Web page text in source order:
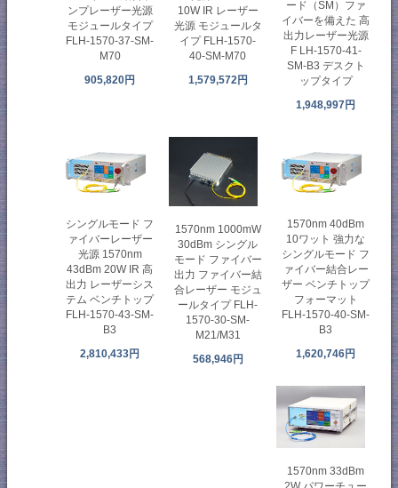
ンプレーザー光源
モジュールタイプ
FLH-1570-37-SM-
M70
905,820円
10W IR レーザー
光源 モジュールタ
イプ FLH-1570-
40-SM-M70
1,579,572円
ード（SM）ファ
イバーを備えた 高
出力レーザー光源
F LH-1570-41-
SM-B3 デスクト
ップタイプ
1,948,997円
シングルモード フ
ァイバーレーザー
光源 1570nm
43dBm 20W IR 高
出力 レーザーシス
テム ベンチトップ
FLH-1570-43-SM-
B3
2,810,433円
1570nm 1000mW
30dBm シングル
モード ファイバー
出力 ファイバー結
合レーザー モジュ
ールタイプ FLH-
1570-30-SM-
M21/M31
568,946円
1570nm 40dBm
10ワット 強力な
シングルモード フ
ァイバー結合レー
ザー ベンチトップ
フォーマット
FLH-1570-40-SM-
B3
1,620,746円
1570nm 33dBm